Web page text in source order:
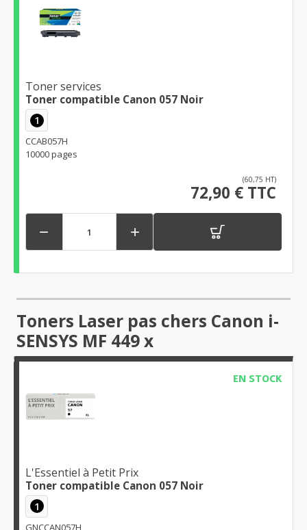
Toner services
Toner compatible Canon 057 Noir
1
CCAB057H
10000 pages
(60,75 HT)
72,90 € TTC
 
Toners Laser pas chers Canon i-
SENSYS MF 449 x
EN STOCK
L'Essentiel à Petit Prix
Toner compatible Canon 057 Noir
1
GNCCAN057H